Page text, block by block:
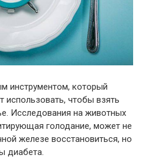
инструментом, который
чтобы взять
Исследования на животных
голодание, может не
железе восстановиться, но
диабета.